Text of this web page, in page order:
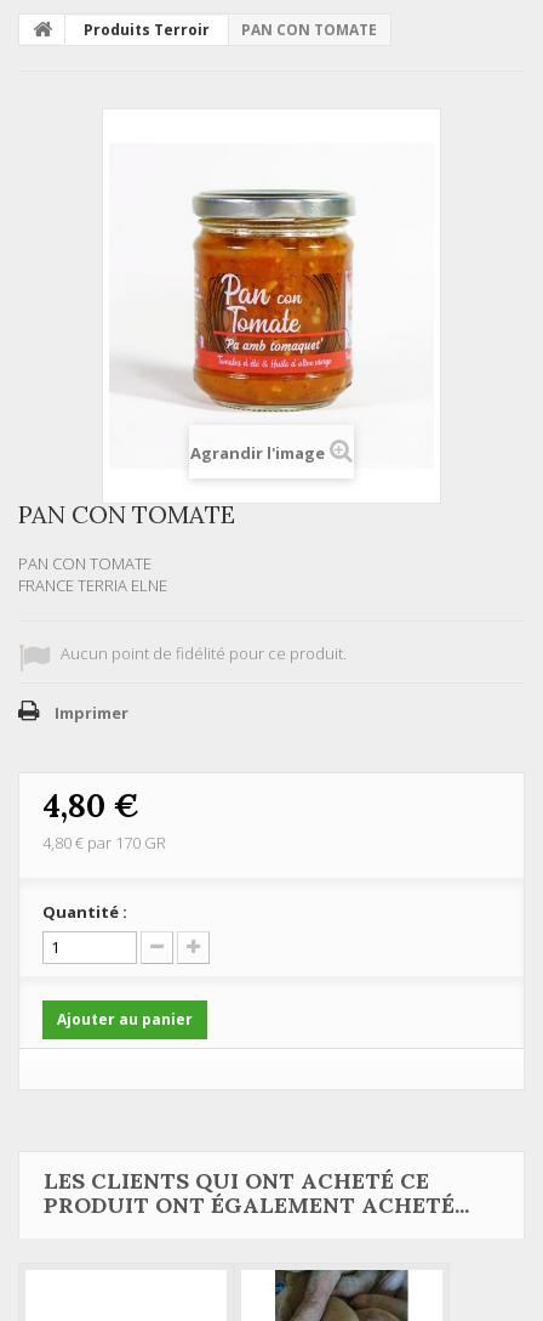
Produits Terroir PAN CON TOMATE
Agrandir l'image
PAN CON TOMATE
PAN CON TOMATE
FRANCE TERRIA ELNE
Aucun point de fidélité pour ce produit.
Imprimer
4,80 €
4,80 € par 170 GR
Quantité :
Ajouter au panier
LES CLIENTS QUI ONT ACHETÉ CE
PRODUIT ONT ÉGALEMENT ACHETÉ...